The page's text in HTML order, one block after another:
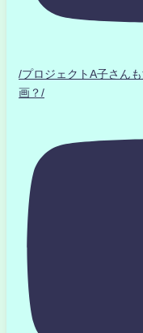
/プロジェクトA子さん
画？/